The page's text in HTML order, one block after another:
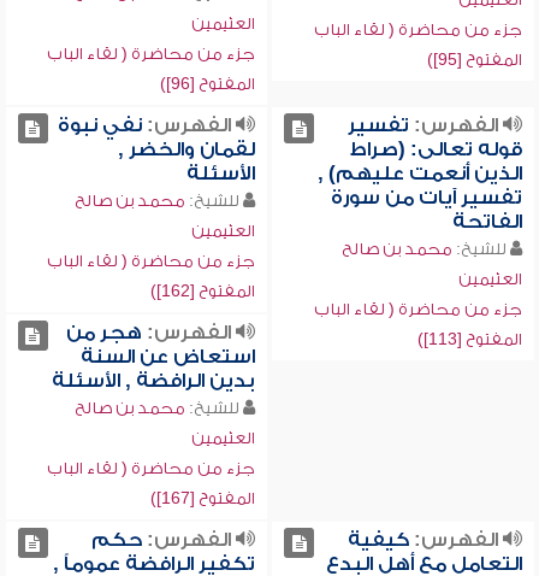
جزء من محاضرة ( لقاء الباب
المفتوح [95])
العثيمين
جزء من محاضرة ( لقاء الباب
المفتوح [96])
الفهرس: تفسير
قوله تعالى: (صراط
الذين أنعمت عليهم) ,
تفسير آيات من سورة
الفاتحة
للشيخ: محمد بن صالح
العثيمين
جزء من محاضرة ( لقاء الباب
المفتوح [113])
الفهرس:نفي نبوة
لقمان والخضر ,
الأسئلة
للشيخ: محمد بن صالح
العثيمين
جزء من محاضرة ( لقاء الباب
المفتوح [162])
الفهرس: هجر من
استعاض عن السنة
بدين الرافضة , الأسئلة
للشيخ: محمد بن صالح
العثيمين
جزء من محاضرة ( لقاء الباب
المفتوح [167])
الفهرس:كيفية
التعامل مع أهل البدع
الفهرس:حكم
تكفير الرافضة عموماً ,